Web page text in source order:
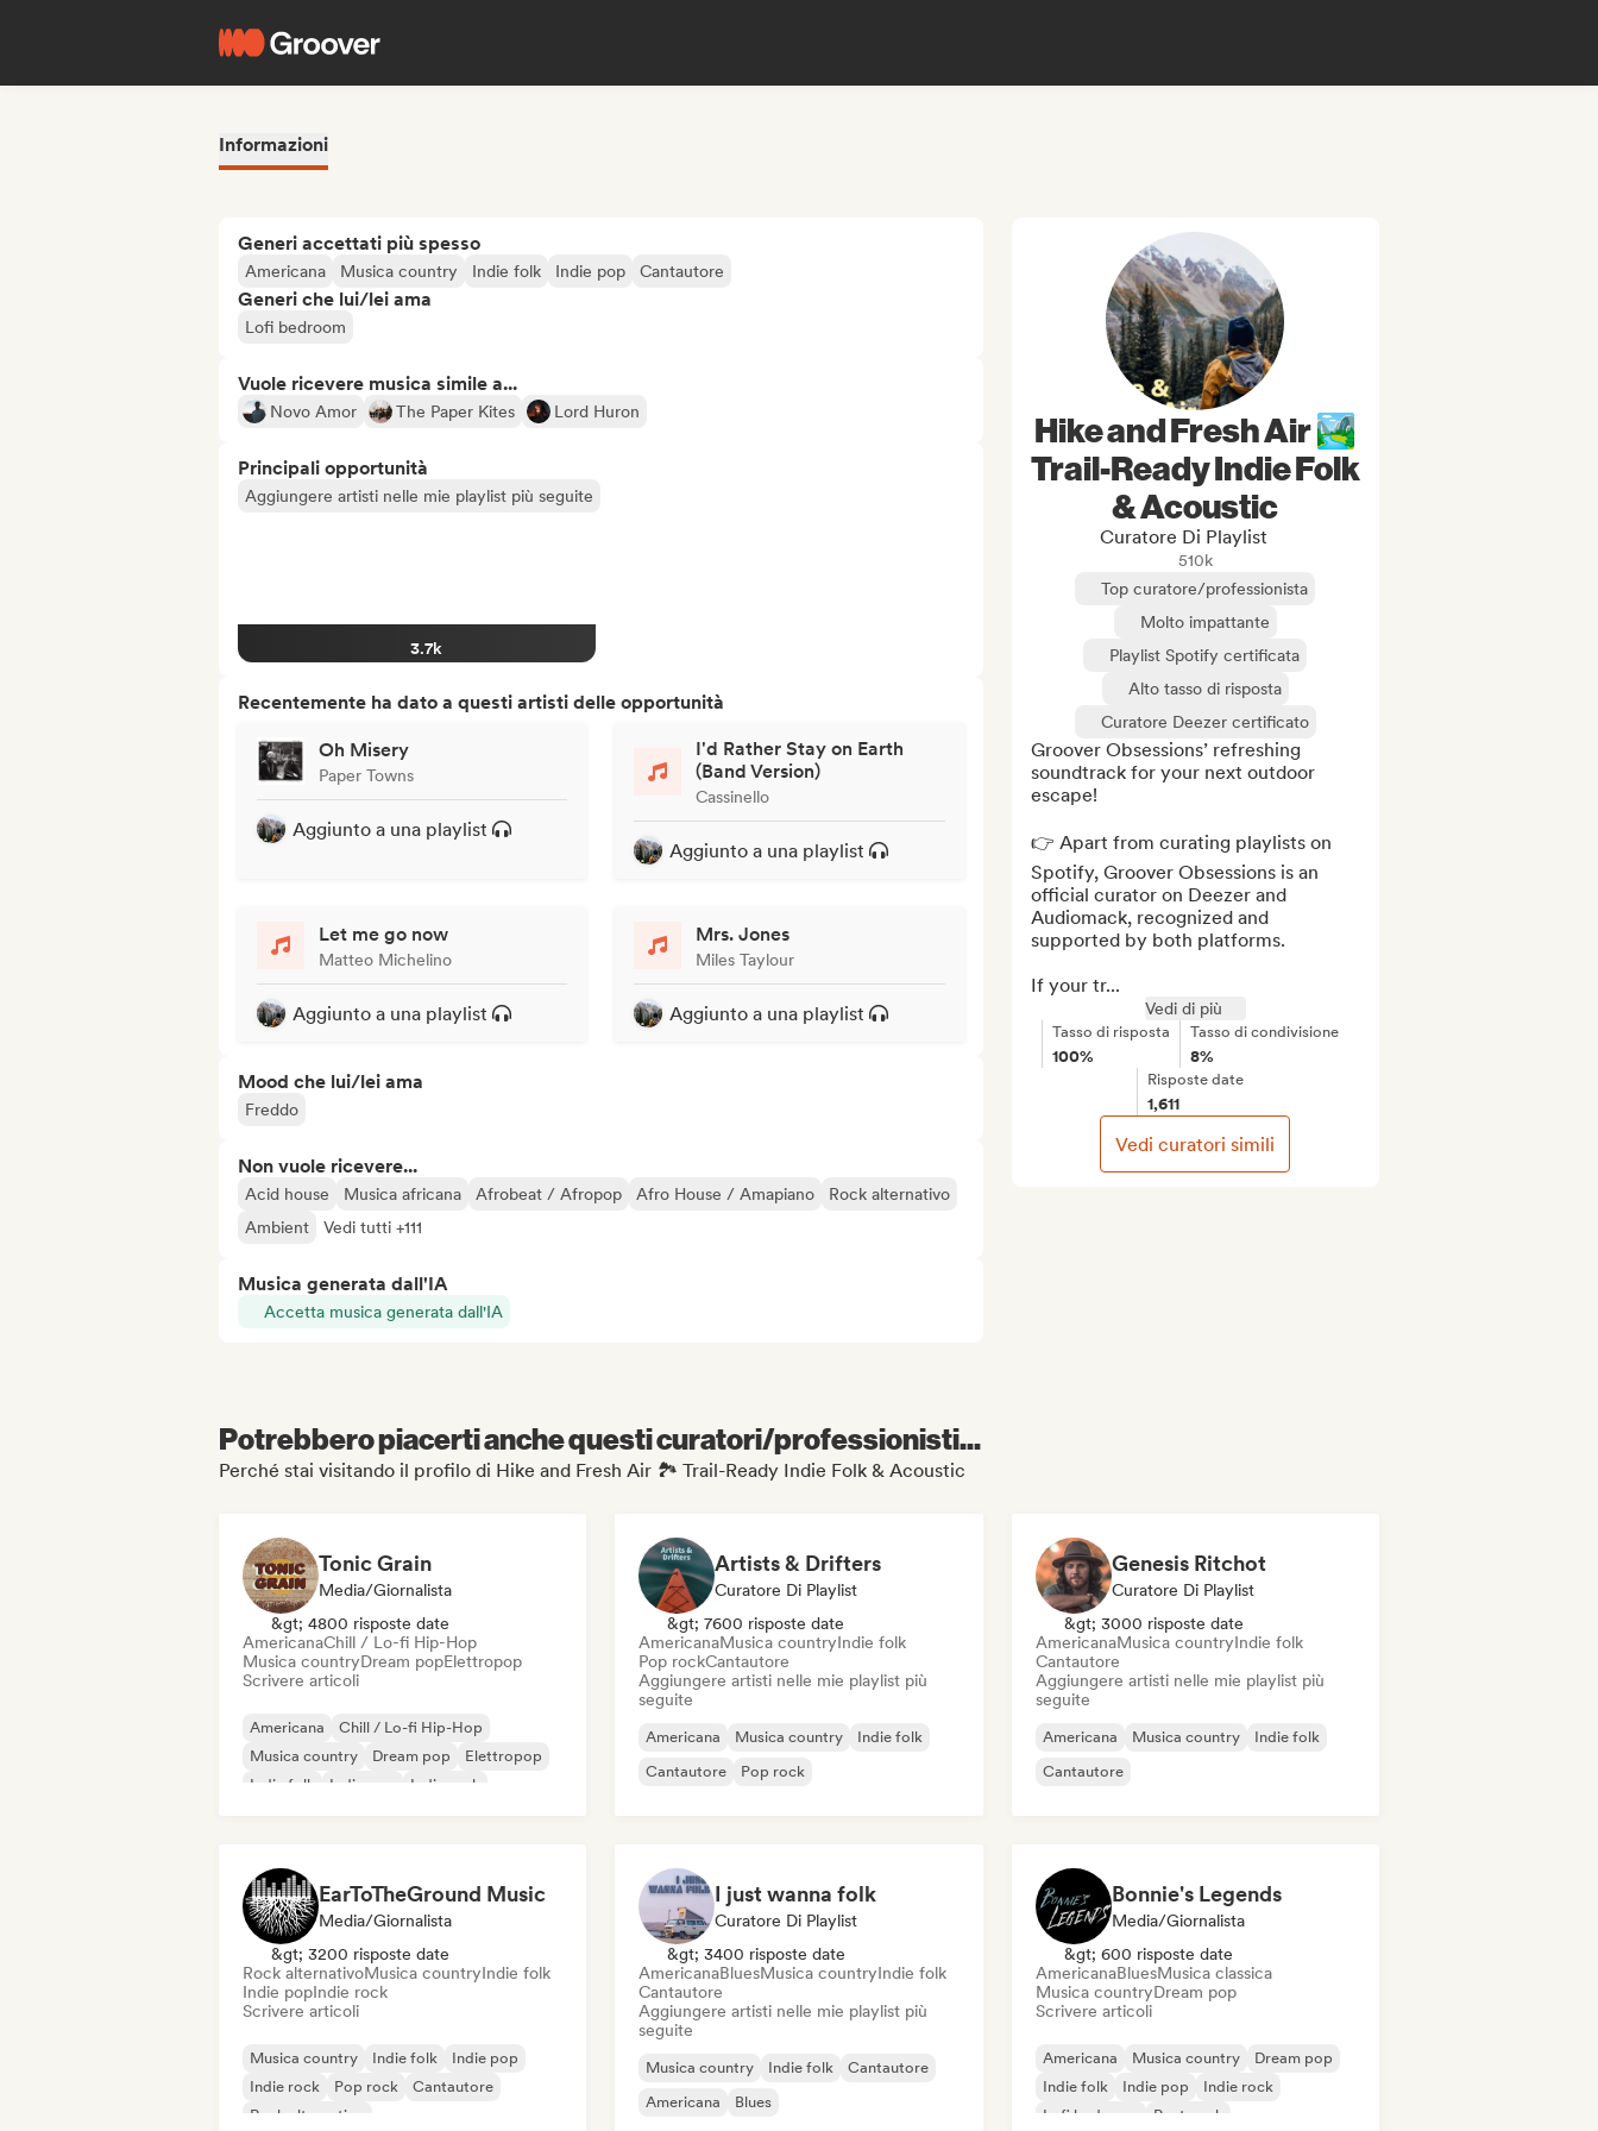
Informazioni
Generi accettati più spesso
Americana Musica country Indie folk Indie pop Cantautore
Generi che lui/lei ama
Lofi bedroom
Vuole ricevere musica simile a...
Novo Amor The Paper Kites Lord Huron
Principali opportunità
Aggiungere artisti nelle mie playlist più seguite
3.7k
Recentemente ha dato a questi artisti delle opportunità
Oh Misery
Paper Towns
Aggiunto a una playlist
I'd Rather Stay on Earth
(Band Version)
Cassinello
Aggiunto a una playlist
Let me go now
Matteo Michelino
Aggiunto a una playlist
Mrs. Jones
Miles Taylour
Aggiunto a una playlist
Mood che lui/lei ama
Freddo
Non vuole ricevere...
Acid house Musica africana Afrobeat / Afropop Afro House / Amapiano
Rock alternativo
Ambient
Vedi tutti +111
Musica generata dall'IA
Accetta musica generata dall'IA
Hike and Fresh Air 🏞️
Trail-Ready Indie Folk
& Acoustic
Curatore Di Playlist
510k
Top curatore/professionista
Molto impattante
Playlist Spotify certificata
Alto tasso di risposta
Curatore Deezer certificato
Groover Obsessions’ refreshing
soundtrack for your next outdoor
escape!
👉 Apart from curating playlists on
Spotify, Groover Obsessions is an
official curator on Deezer and
Audiomack, recognized and
supported by both platforms.
If your tr...
Vedi di più
Tasso di risposta
100%
Tasso di condivisione
8%
Risposte date
1,611
Vedi curatori simili
Potrebbero piacerti anche questi curatori/professionisti...
Perché stai visitando il profilo di Hike and Fresh Air 🏞️ Trail-Ready Indie Folk & Acoustic
Tonic Grain
Media/Giornalista
&gt; 4800 risposte date
AmericanaChill / Lo-fi Hip-Hop
Musica countryDream popElettropop
Scrivere articoli
Americana
Chill / Lo-fi Hip-Hop
Musica country
Dream pop
Elettropop
Indie folk
Indie pop Indie rock
Artists & Drifters
Curatore Di Playlist
&gt; 7600 risposte date
AmericanaMusica countryIndie folk
Pop rockCantautore
Aggiungere artisti nelle mie playlist più
seguite
Americana Musica country
Indie folk
Cantautore
Pop rock
Genesis Ritchot
Curatore Di Playlist
&gt; 3000 risposte date
AmericanaMusica countryIndie folk
Cantautore
Aggiungere artisti nelle mie playlist più
seguite
Americana Musica country
Indie folk
Cantautore
EarToTheGround Music
Media/Giornalista
&gt; 3200 risposte date
Rock alternativoMusica countryIndie folk
Indie popIndie rock
Scrivere articoli
Musica country Indie folk
Indie pop
Indie rock
Pop rock
Cantautore
Rock alternativo
I just wanna folk
Curatore Di Playlist
&gt; 3400 risposte date
AmericanaBluesMusica countryIndie folk
Cantautore
Aggiungere artisti nelle mie playlist più
seguite
Musica country Indie folk
Cantautore
Americana
Blues
Bonnie's Legends
Media/Giornalista
&gt; 600 risposte date
AmericanaBluesMusica classica
Musica countryDream pop
Scrivere articoli
Americana Musica country
Dream pop
Indie folk
Indie pop
Indie rock
Lofi bedroom
Post punk